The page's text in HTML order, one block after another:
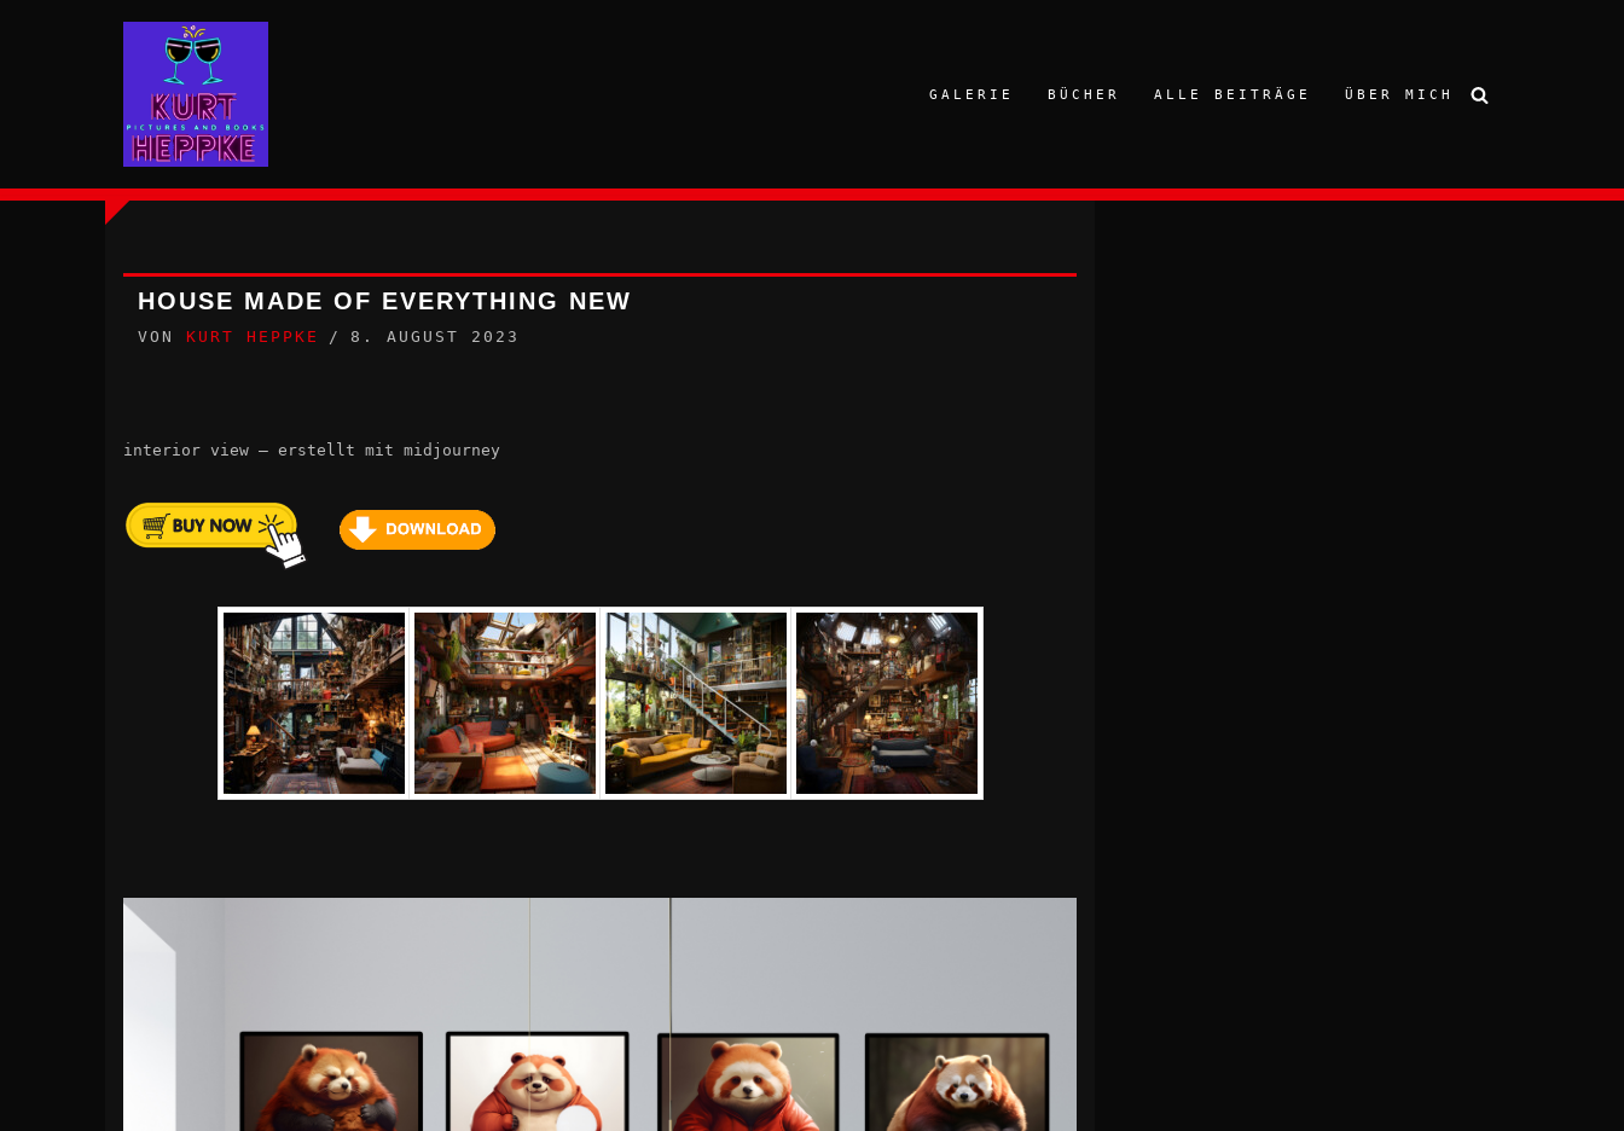
GALERIE BÜCHER ALLE BEITRÄGE ÜBER MICH
HOUSE MADE OF EVERYTHING NEW
VON KURT HEPPKE 8. AUGUST 2023
interior view – erstellt mit midjourney